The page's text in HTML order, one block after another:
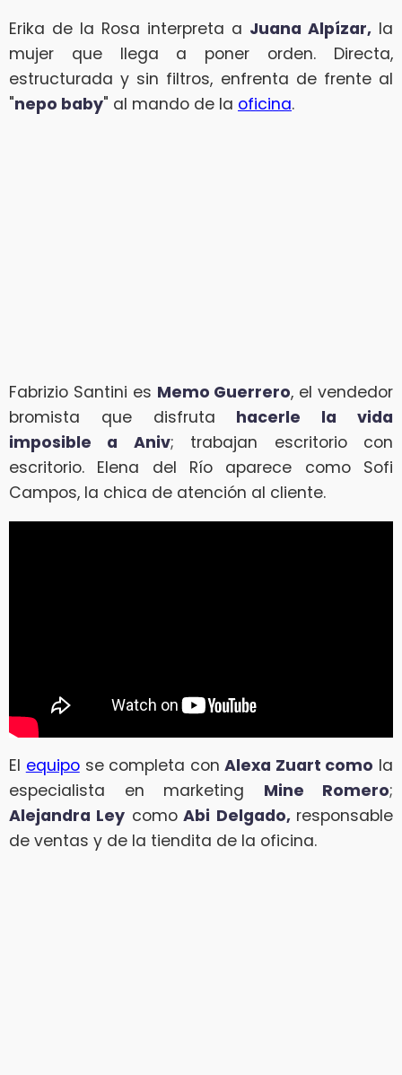
Erika de la Rosa interpreta a Juana Alpízar, la
mujer que llega a poner orden. Directa,
estructurada y sin filtros, enfrenta de frente al
"nepo baby" al mando de la oficina.
Fabrizio Santini es Memo Guerrero, el vendedor
bromista que disfruta hacerle la vida
imposible a Aniv; trabajan escritorio con
escritorio. Elena del Río aparece como Sofi
Campos, la chica de atención al cliente.
El equipose completa con Alexa Zuart como la
especialista en marketing Mine Romero;
Alejandra Ley comoAbi Delgado, responsable
de ventas y de la tiendita de la oficina.